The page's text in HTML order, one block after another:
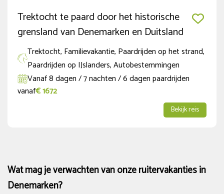
Trektocht te paard door het historische
grensland van Denemarken en Duitsland
Trektocht, Familievakantie, Paardrijden op het strand,
Paardrijden op IJslanders, Autobestemmingen
Vanaf 8 dagen / 7 nachten / 6 dagen paardrijden
vanaf€ 1672
Bekijk reis
Wat mag je verwachten van onze ruitervakanties in
Denemarken?